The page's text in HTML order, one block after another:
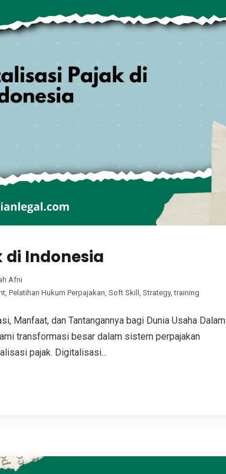
di Indonesia
Afni
Pelatihan Hukum Perpajakan Soft Skill Strategy,training
Manfaat, dan Tantangannya bagi Dunia Usaha Dalam
transformasi besar dalam sistem perpajakan
pajak. Digitalisasi...